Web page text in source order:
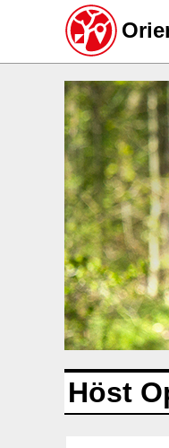
Gå
til
hovedindhold
Höst